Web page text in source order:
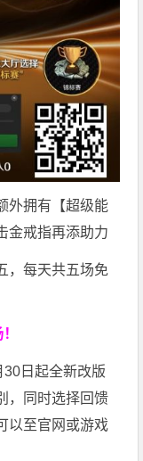
外拥有【超级能
金戒指再添助力
，每天共五场免
30日起全新改版
，同时选择回馈
以至官网或游戏